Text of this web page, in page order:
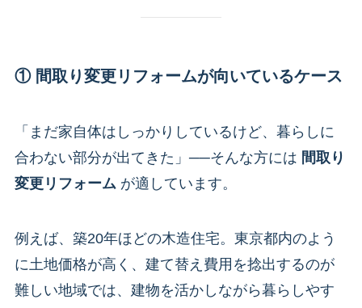
① 間取り変更リフォームが向いているケース
「まだ家自体はしっかりしているけど、暮らしに
合わない部分が出てきた」──そんな方には 間取り
変更リフォームが適しています。
例えば、築20年ほどの木造住宅。東京都内のよう
に土地価格が高く、建て替え費用を捻出するのが
難しい地域では、建物を活かしながら暮らしやす